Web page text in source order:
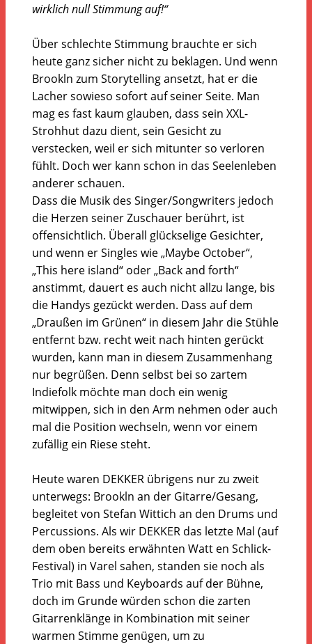
wirklich null Stimmung auf!“
Über schlechte Stimmung brauchte er sich
heute ganz sicher nicht zu beklagen. Und wenn
Brookln zum Storytelling ansetzt, hat er die
Lacher sowieso sofort auf seiner Seite. Man
mag es fast kaum glauben, dass sein XXL-
Strohhut dazu dient, sein Gesicht zu
verstecken, weil er sich mitunter so verloren
fühlt. Doch wer kann schon in das Seelenleben
anderer schauen.
Dass die Musik des Singer/Songwriters jedoch
die Herzen seiner Zuschauer berührt, ist
offensichtlich. Überall glückselige Gesichter,
und wenn er Singles wie „Maybe October“,
„This here island“ oder „Back and forth“
anstimmt, dauert es auch nicht allzu lange, bis
die Handys gezückt werden. Dass auf dem
„Draußen im Grünen“ in diesem Jahr die Stühle
entfernt bzw. recht weit nach hinten gerückt
wurden, kann man in diesem Zusammenhang
nur begrüßen. Denn selbst bei so zartem
Indiefolk möchte man doch ein wenig
mitwippen, sich in den Arm nehmen oder auch
mal die Position wechseln, wenn vor einem
zufällig ein Riese steht.
Heute waren DEKKER übrigens nur zu zweit
unterwegs: Brookln an der Gitarre/Gesang,
begleitet von Stefan Wittich an den Drums und
Percussions. Als wir DEKKER das letzte Mal (auf
dem oben bereits erwähnten Watt en Schlick-
Festival) in Varel sahen, standen sie noch als
Trio mit Bass und Keyboards auf der Bühne,
doch im Grunde würden schon die zarten
Gitarrenklänge in Kombination mit seiner
warmen Stimme genügen, um zu